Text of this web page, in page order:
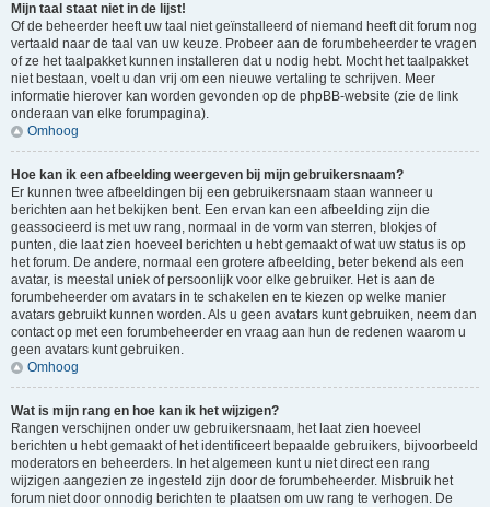
Mijn taal staat niet in de lijst!
Of de beheerder heeft uw taal niet geïnstalleerd of niemand heeft dit forum nog
vertaald naar de taal van uw keuze. Probeer aan de forumbeheerder te vragen
of ze het taalpakket kunnen installeren dat u nodig hebt. Mocht het taalpakket
niet bestaan, voelt u dan vrij om een nieuwe vertaling te schrijven. Meer
informatie hierover kan worden gevonden op de phpBB-website (zie de link
onderaan van elke forumpagina).
Omhoog
Hoe kan ik een afbeelding weergeven bij mijn gebruikersnaam?
Er kunnen twee afbeeldingen bij een gebruikersnaam staan wanneer u
berichten aan het bekijken bent. Een ervan kan een afbeelding zijn die
geassocieerd is met uw rang, normaal in de vorm van sterren, blokjes of
punten, die laat zien hoeveel berichten u hebt gemaakt of wat uw status is op
het forum. De andere, normaal een grotere afbeelding, beter bekend als een
avatar, is meestal uniek of persoonlijk voor elke gebruiker. Het is aan de
forumbeheerder om avatars in te schakelen en te kiezen op welke manier
avatars gebruikt kunnen worden. Als u geen avatars kunt gebruiken, neem dan
contact op met een forumbeheerder en vraag aan hun de redenen waarom u
geen avatars kunt gebruiken.
Omhoog
Wat is mijn rang en hoe kan ik het wijzigen?
Rangen verschijnen onder uw gebruikersnaam, het laat zien hoeveel
berichten u hebt gemaakt of het identificeert bepaalde gebruikers, bijvoorbeeld
moderators en beheerders. In het algemeen kunt u niet direct een rang
wijzigen aangezien ze ingesteld zijn door de forumbeheerder. Misbruik het
forum niet door onnodig berichten te plaatsen om uw rang te verhogen. De